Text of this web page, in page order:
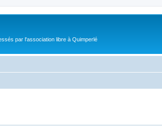
par l'association libre à Quimperlé